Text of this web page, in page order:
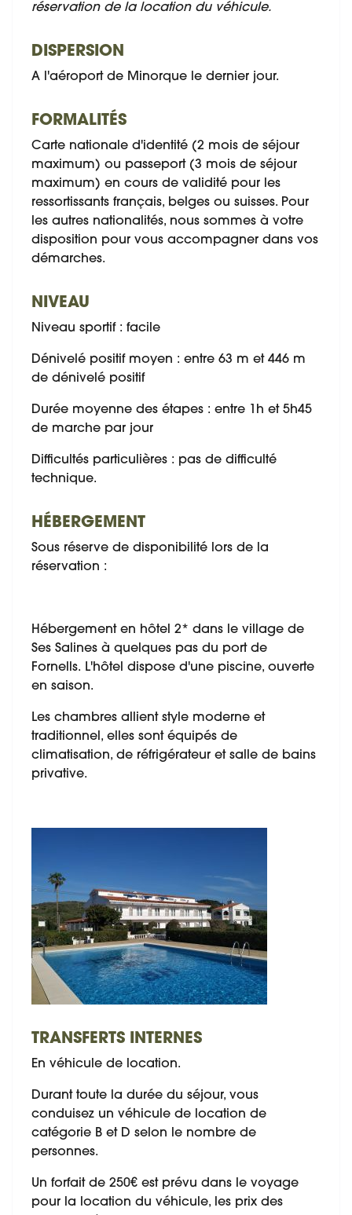
réservation de la location du véhicule.
DISPERSION
A l'aéroport de Minorque le dernier jour.
FORMALITÉS
Carte nationale d'identité (2 mois de séjour
maximum) ou passeport (3 mois de séjour
maximum) en cours de validité pour les
ressortissants français, belges ou suisses. Pour
les autres nationalités, nous sommes à votre
disposition pour vous accompagner dans vos
démarches.
NIVEAU
Niveau sportif : facile
Dénivelé positif moyen : entre 63 m et 446 m
de dénivelé positif
Durée moyenne des étapes : entre 1h et 5h45
de marche par jour
Difficultés particulières : pas de difficulté
technique.
HÉBERGEMENT
Sous réserve de disponibilité lors de la
réservation :
Hébergement en hôtel 2* dans le village de
Ses Salines à quelques pas du port de
Fornells. L'hôtel dispose d'une piscine, ouverte
en saison.
Les chambres allient style moderne et
traditionnel, elles sont équipés de
climatisation, de réfrigérateur et salle de bains
privative.
TRANSFERTS INTERNES
En véhicule de location.
Durant toute la durée du séjour, vous
conduisez un véhicule de location de
catégorie B et D selon le nombre de
personnes.
Un forfait de 250€ est prévu dans le voyage
pour la location du véhicule, les prix des